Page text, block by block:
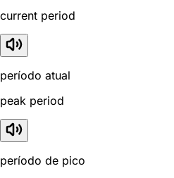
current period
período atual
peak period
período de pico